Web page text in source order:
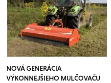
NOVÁ GENERÁCIA
VÝKONNEJŠIEHO MULČOVAČU